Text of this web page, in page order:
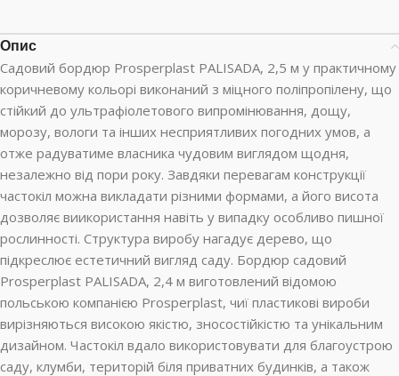
Опис
Садовий бордюр Prosperplast PALISADA, 2,5 м у практичному
коричневому кольорі виконаний з міцного поліпропілену, що
стійкий до ультрафіолетового випромінювання, дощу,
морозу, вологи та інших несприятливих погодних умов, а
отже радуватиме власника чудовим виглядом щодня,
незалежно від пори року. Завдяки перевагам конструкції
частокіл можна викладати різними формами, а його висота
дозволяє виикористання навіть у випадку особливо пишної
рослинності. Структура виробу нагадує дерево, що
підкреслює естетичний вигляд саду. Бордюр садовий
Prosperplast PALISADA, 2,4 м виготовлений відомою
польською компанією Prosperplast, чиї пластикові вироби
вирізняються високою якістю, зносостійкістю та унікальним
дизайном. Частокіл вдало використовувати для благоустрою
саду, клумби, територій біля приватних будинків, а також